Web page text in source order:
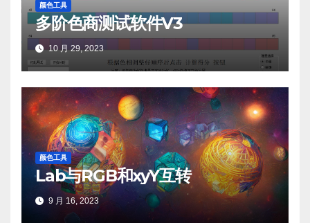
颜色工具
多阶色商测试软件V3
10 月 29, 2023
颜色工具
Lab与RGB和xyY互转
9 月 16, 2023